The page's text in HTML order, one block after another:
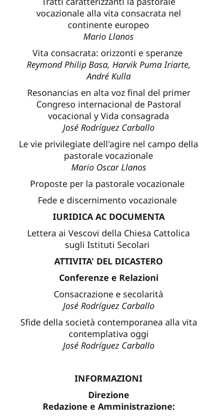
vocazionale alla vita consacrata nel
continente europeo
Mario Llanos
Vita consacrata: orizzonti e speranze
Reymond Philip Basa, Harvik Puma Iriarte,
André Kulla
Resonancias en alta voz final del primer
Congreso internacional de Pastoral
vocacional y Vida consagrada
José Rodríguez Carballo
Le vie privilegiate dell'agire nel campo della
pastorale vocazionale
Mario Oscar Llanos
Proposte per la pastorale vocazionale
Fede e discernimento vocazionale
IURIDICA AC DOCUMENTA
Lettera ai Vescovi della Chiesa Cattolica
sugli Istituti Secolari
ATTIVITA' DEL DICASTERO
Conferenze e Relazioni
Consacrazione e secolarità
José Rodríguez Carballo
Sfide della società contemporanea alla vita
contemplativa oggi
José Rodríguez Carballo
INFORMAZIONI
Direzione
Redazione e Amministrazione: